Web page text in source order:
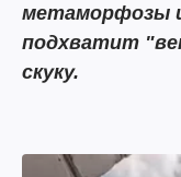
метаморфозы
подхватит
скуку.